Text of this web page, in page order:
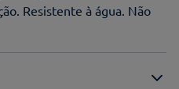
Resistente à água. Não